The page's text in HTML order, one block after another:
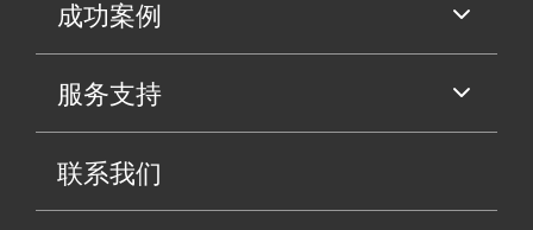
成功案例
服务支持
联系我们